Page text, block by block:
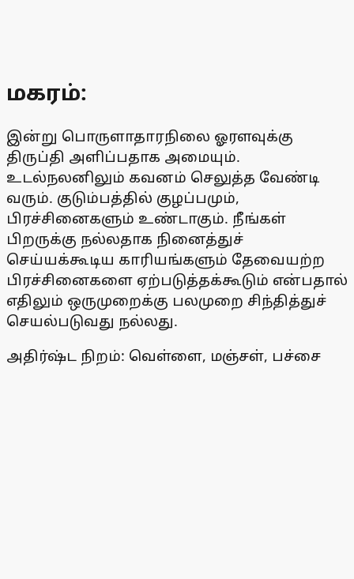
மகரம்:
இன்று பொருளாதாரநிலை ஓரளவுக்கு
திருப்தி அளிப்பதாக அமையும்.
உடல்நலனிலும் கவனம் செலுத்த வேண்டி
வரும். குடும்பத்தில் குழப்பமும்,
பிரச்சினைகளும் உண்டாகும். நீங்கள்
பிறருக்கு நல்லதாக நினைத்துச்
செய்யக்கூடிய காரியங்களும் தேவையற்ற
பிரச்சினைகளை ஏற்படுத்தக்கூடும் என்பதால்
எதிலும் ஒருமுறைக்கு பலமுறை சிந்தித்துச்
செயல்படுவது நல்லது.
அதிர்ஷ்ட நிறம்: வெள்ளை, மஞ்சள், பச்சை